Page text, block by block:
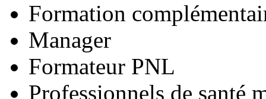
Formation
Manager
Formateur PNL
Professionnels de santé